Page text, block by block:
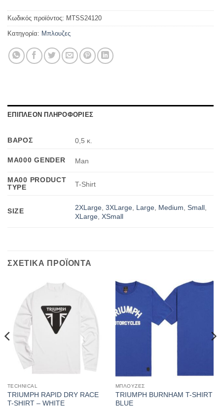
Κωδικός προϊόντος: MTSS24120
Κατηγορία: Μπλουζες
ΕΠΙΠΛΕΟΝ ΠΛΗΡΟΦΟΡΙΕΣ
ΒΑΡΟΣ 0,5 κ.
MA000 GENDER Man
MA00 PRODUCT
TYPE
T-Shirt
SIZE 2XLarge ,3XLarge Large Medium ,Small
XLarge ,XSmall
ΣΧΕΤΙΚΑ ΠΡΟΪΟΝΤΑ
TECHNICAL
TRIUMPH RAPID DRY RACE
T-SHIRT – WHITE
ΜΠΛΟΥΖΕΣ
TRIUMPH BURNHAM T-SHIRT
BLUE